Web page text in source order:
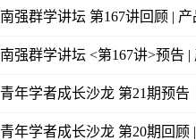
南强群学讲坛 第167讲回顾 |
南强群学讲坛 <第167讲>预告
青年学者成长沙龙 第21期预
青年学者成长沙龙 第20期回